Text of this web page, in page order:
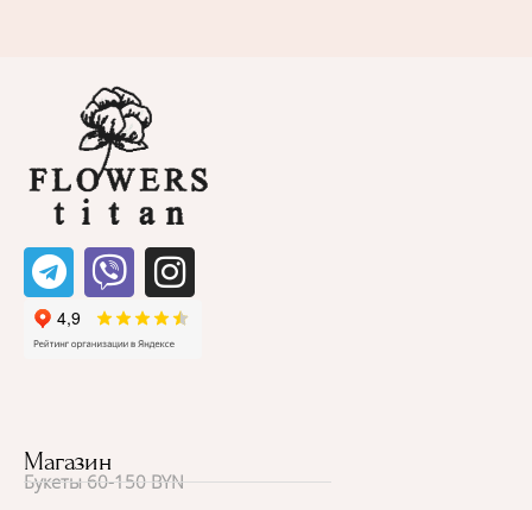
Магазин
Букеты 60-150 BYN